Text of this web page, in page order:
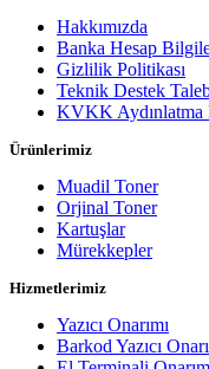
Hakkımızda
Banka Hesap
Gizlilik Politikası
Teknik Destek
KVKK Aydınlatma
Ürünlerimiz
Muadil Toner
Orjinal Toner
Kartuşlar
Mürekkepler
Hizmetlerimiz
Yazıcı Onarımı
Barkod Yazıcı